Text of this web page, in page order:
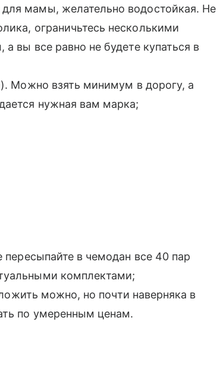
мамы, желательно водостойкая. Не
ограничьтесь несколькими
вы все равно не будете купаться в
Можно взять минимум в дорогу, а
нужная вам марка;
в чемодан все 40 пар
комплектами;
можно, но почти наверняка в
по умеренным ценам.